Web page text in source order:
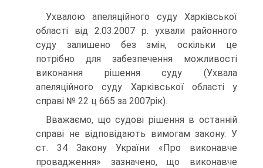
Ухвалою апеляційного суду Харківської
області від 2.03.2007 р. ухвали районного
суду залишено без змін, оскільки це
потрібно для забезпечення можливості
виконання рішення суду (Ухвала
апеляційного суду Харківської області у
справі № 22 ц 665 за 2007рік).
Вважаємо, що судові рішення в останній
справі не відповідають вимогам закону. У
ст. 34 Закону України «Про виконавче
провадження» зазначено, що виконавче